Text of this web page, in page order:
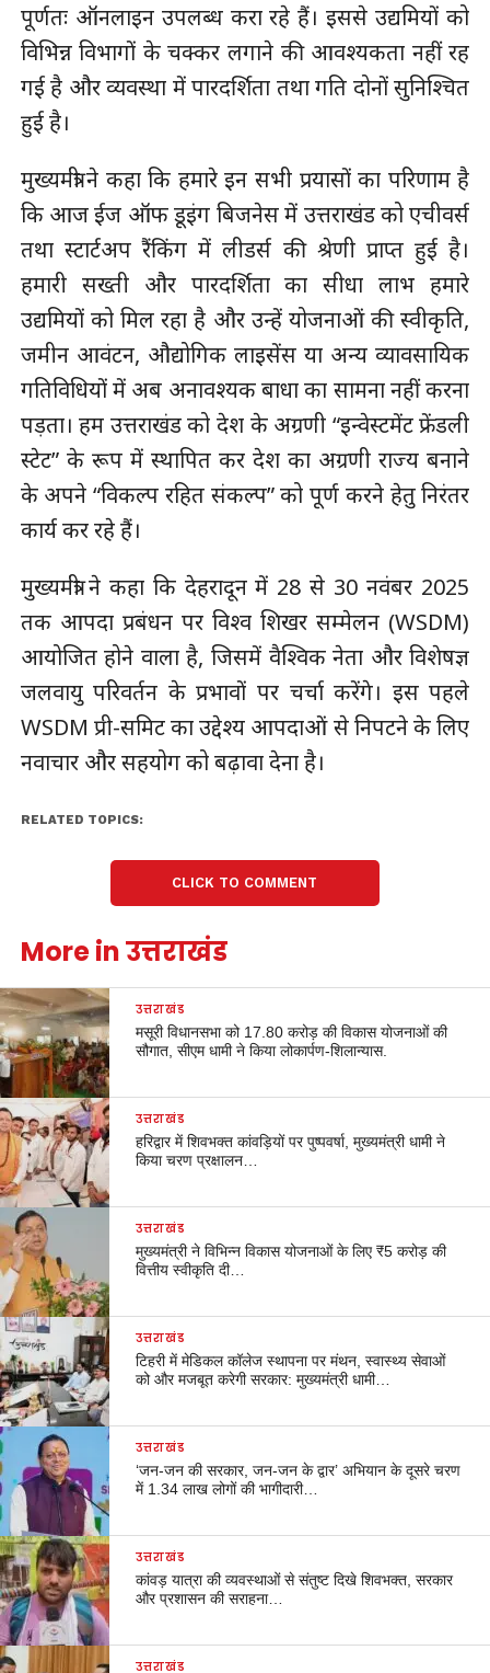
पूर्णतः ऑनलाइन उपलब्ध करा रहे हैं। इससे उद्यमियों को
विभिन्न विभागों के चक्कर लगाने की आवश्यकता नहीं रह
गई है और व्यवस्था में पारदर्शिता तथा गति दोनों सुनिश्चित
हुई है।
मुख्यमंत्री ने कहा कि हमारे इन सभी प्रयासों का परिणाम है
कि आज ईज ऑफ डूइंग बिजनेस में उत्तराखंड को एचीवर्स
तथा स्टार्टअप रैंकिंग में लीडर्स की श्रेणी प्राप्त हुई है।
हमारी सख्ती और पारदर्शिता का सीधा लाभ हमारे
उद्यमियों को मिल रहा है और उन्हें योजनाओं की स्वीकृति,
जमीन आवंटन, औद्योगिक लाइसेंस या अन्य व्यावसायिक
गतिविधियों में अब अनावश्यक बाधा का सामना नहीं करना
पड़ता। हम उत्तराखंड को देश के अग्रणी “इन्वेस्टमेंट फ्रेंडली
स्टेट” के रूप में स्थापित कर देश का अग्रणी राज्य बनाने
के अपने “विकल्प रहित संकल्प” को पूर्ण करने हेतु निरंतर
कार्य कर रहे हैं।
मुख्यमंत्री ने कहा कि देहरादून में 28 से 30 नवंबर 2025
तक आपदा प्रबंधन पर विश्व शिखर सम्मेलन (WSDM)
आयोजित होने वाला है, जिसमें वैश्विक नेता और विशेषज्ञ
जलवायु परिवर्तन के प्रभावों पर चर्चा करेंगे। इस पहले
WSDM प्री-समिट का उद्देश्य आपदाओं से निपटने के लिए
नवाचार और सहयोग को बढ़ावा देना है।
RELATED TOPICS:
CLICK TO COMMENT
More in उत्तराखंड
उत्तराखंड
मसूरी विधानसभा को 17.80 करोड़ की विकास योजनाओं की
सौगात, सीएम धामी ने किया लोकार्पण-शिलान्यास.
उत्तराखंड
हरिद्वार में शिवभक्त कांवड़ियों पर पुष्पवर्षा, मुख्यमंत्री धामी ने
किया चरण प्रक्षालन…
उत्तराखंड
मुख्यमंत्री ने विभिन्न विकास योजनाओं के लिए ₹5 करोड़ की
वित्तीय स्वीकृति दी…
उत्तराखंड
टिहरी में मेडिकल कॉलेज स्थापना पर मंथन, स्वास्थ्य सेवाओं
को और मजबूत करेगी सरकार: मुख्यमंत्री धामी…
उत्तराखंड
‘जन-जन की सरकार, जन-जन के द्वार’ अभियान के दूसरे चरण
में 1.34 लाख लोगों की भागीदारी…
उत्तराखंड
कांवड़ यात्रा की व्यवस्थाओं से संतुष्ट दिखे शिवभक्त, सरकार
और प्रशासन की सराहना…
उत्तराखंड